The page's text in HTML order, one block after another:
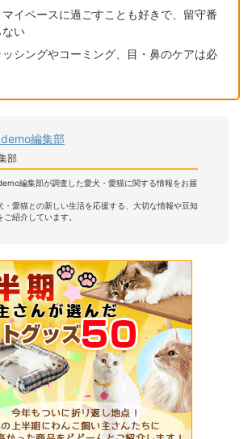
イペースに過ごすことも好きで、留守番
ない
シングやコーミング、目・鼻のケアは必
編集部
部
編集部が調査した愛犬・愛猫に関する情報をお届
・愛猫との新しい生活を応援する、大切な情報や豆知
ご紹介しています。